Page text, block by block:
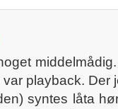
playback. Der
syntes låta